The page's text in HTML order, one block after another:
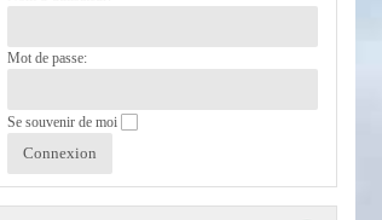
Mot de passe:
Se souvenir de moi